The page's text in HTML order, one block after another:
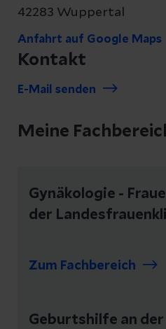
42283 Wuppertal
Anfahrt auf Google Maps
Kontakt
E-Mail senden
Meine
Gynäkologie -
der
Zum Fachbereich
Geburtshilfe an der